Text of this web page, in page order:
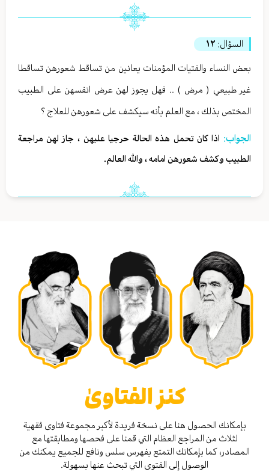
السؤال: ١٢
بعض النساء والفتيات المؤمنات يعانين من تساقط شعورهن تساقطا
غير طبيعي ( مرض ) .. فهل يجوز لهن عرض انفسهن على الطبيب
المختص بذلك ، مع العلم بأنه سيكشف على شعورهن للعلاج ؟
الجواب: اذا كان تحمل هذه الحالة حرجيا عليهن ، جاز لهن مراجعة
الطبيب وكشف شعورهن امامه ، والله العالم.
كنز الفتاوىٰ
بإمكانك الحصول هنا على نسخة فريدة لأكبر مجموعة فتاوى فقهية
لثلاث من المراجع العظام التي قمنا على فحصها ومطابقتها مع
المصادر، كما بإمكانك التمتع بفهرس سلس ونافع للجميع يمكنك من
الوصول إلى الفتوى التي تبحث عنها بسهولة.